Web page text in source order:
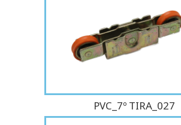
PVC_7º TIRA_027